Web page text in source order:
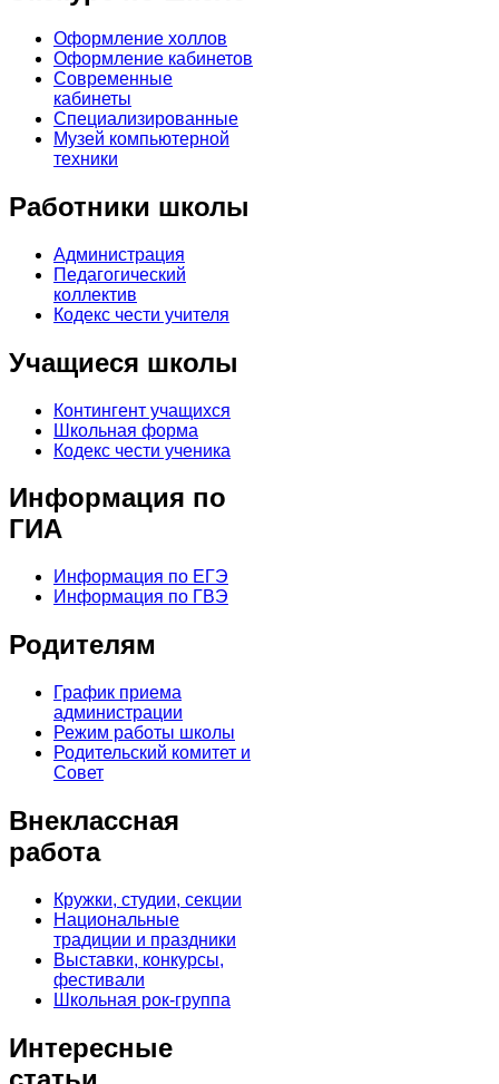
Оформление холлов
Оформление кабинетов
Современные
кабинеты
Специализированные
Музей компьютерной
техники
Работники школы
Администрация
Педагогический
коллектив
Кодекс чести учителя
Учащиеся школы
Контингент учащихся
Школьная форма
Кодекс чести ученика
Информация по
ГИА
Информация по ЕГЭ
Информация по ГВЭ
Родителям
График приема
администрации
Режим работы школы
Родительский комитет и
Совет
Внеклассная
работа
Кружки, студии, секции
Национальные
традиции и праздники
Выставки, конкурсы,
фестивали
Школьная рок-группа
Интересные